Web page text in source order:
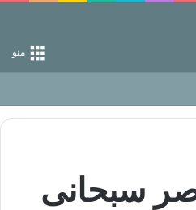
منو
از راه خداست‌!
سبحانی